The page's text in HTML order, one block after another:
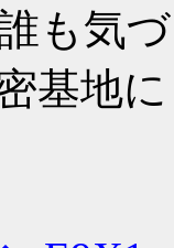
も気
基地